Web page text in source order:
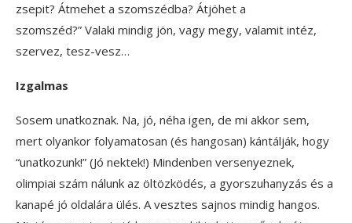
zsepit? Átmehet a szomszédba? Átjöhet a
szomszéd?” Valaki mindig jön, vagy megy, valamit intéz,
szervez, tesz-vesz…
Izgalmas
Sosem unatkoznak. Na, jó, néha igen, de mi akkor sem,
mert olyankor folyamatosan (és hangosan) kántálják, hogy
“unatkozunk!” (Jó nektek!) Mindenben versenyeznek,
olimpiai szám nálunk az öltözködés, a gyorszuhanyzás és a
kanapé jó oldalára ülés. A vesztes sajnos mindig hangos.